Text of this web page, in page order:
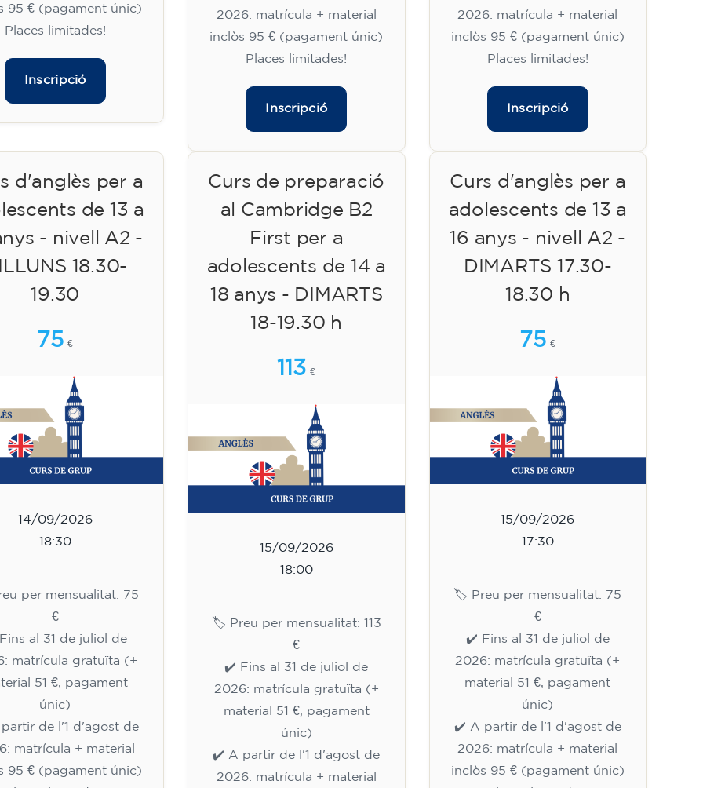
95 € (pagament únic)
Places limitades!
Inscripció
2026: matrícula + material
inclòs 95 € (pagament únic)
Places limitades!
Inscripció
2026: matrícula + material
inclòs 95 € (pagament únic)
Places limitades!
Inscripció
d'anglès per a
de 13 a
- nivell A2 -
18.30-
19.30
75 €
14/09/2026
18:30
per mensualitat: 75
€
al 31 de juliol de
matrícula gratuïta (+
51 €, pagament
únic)
de l'1 d'agost de
matrícula + material
95 € (pagament únic)
Curs de preparació
al Cambridge B2
First per a
adolescents de 14 a
18 anys - DIMARTS
18-19.30 h
113 €
15/09/2026
18:00
🏷️ Preu per mensualitat: 113
€
✔️ Fins al 31 de juliol de
2026: matrícula gratuïta (+
material 51 €, pagament
únic)
✔️ A partir de l'1 d'agost de
2026: matrícula + material
Curs d'anglès per a
adolescents de 13 a
16 anys - nivell A2 -
DIMARTS 17.30-
18.30 h
75 €
15/09/2026
17:30
🏷️ Preu per mensualitat: 75
€
✔️ Fins al 31 de juliol de
2026: matrícula gratuïta (+
material 51 €, pagament
únic)
✔️ A partir de l'1 d'agost de
2026: matrícula + material
inclòs 95 € (pagament únic)